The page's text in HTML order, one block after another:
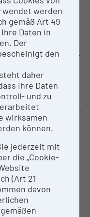
Veteri­när­
werden
gemäß Art 49
Ihre Daten in
Der
den
daher
Ihre Daten
und zu
wirksamen
können.
jederzeit mit
die „Cookie-
(Art 21
davon